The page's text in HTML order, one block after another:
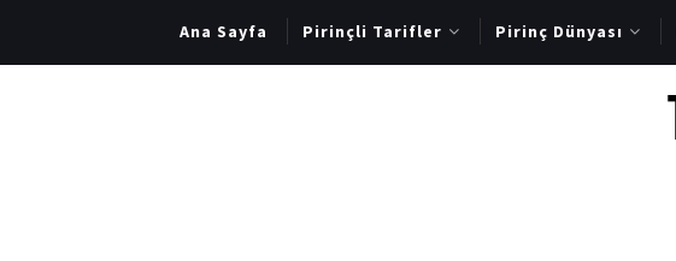
Ana Sayfa Pirinçli Tarifler Pirinç Dünyası